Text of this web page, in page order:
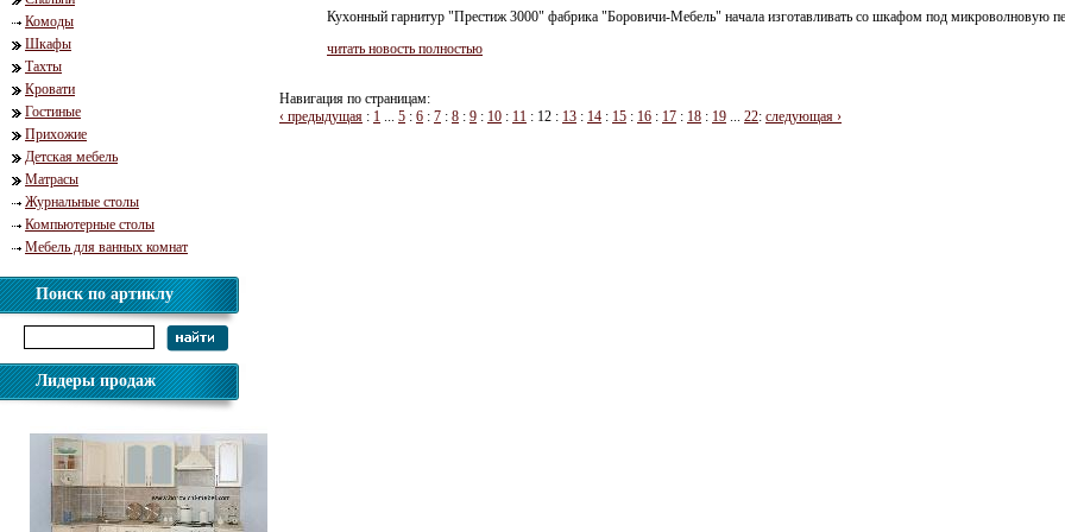
Комоды
Шкафы
Тахты
Кровати
Гостиные
Прихожие
Детская мебель
Матрасы
Журнальные столы
Компьютерные столы
Мебель для ванных комнат
Поиск по артиклу
Лидеры продаж
Кухонный гарнитур "Престиж 3000" фабрика "Боровичи-Мебель" начала изготавливать со шкафом под микроволновую
читать новость полностью
Навигация по страницам:
‹ предыдущая : 1 ... 5 : 6 : 7 : 8 : 9 : 10 : 11 : 12 : 13 : 14 : 15 : 16 : 17 : 18 : 19 ... 22: следующая ›